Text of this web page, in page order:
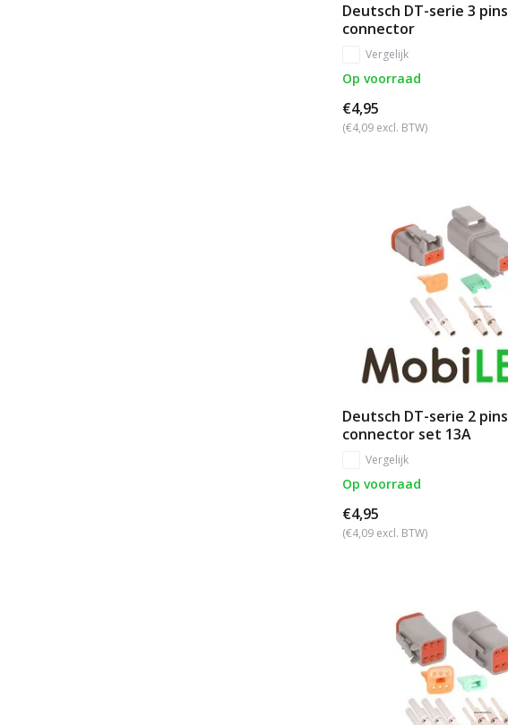
Deutsch DT-serie 3 pins
connector
Vergelijk
Op voorraad
€4,95
(€4,09 excl. BTW)
Deutsch DT-serie 2 pins
connector set 13A
Vergelijk
Op voorraad
€4,95
(€4,09 excl. BTW)